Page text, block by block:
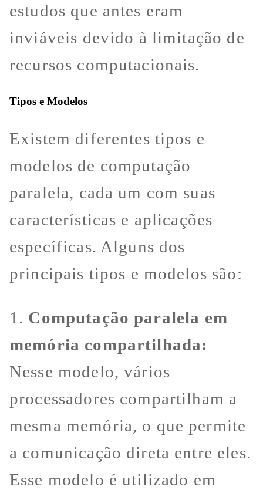
estudos que antes eram
inviáveis devido à limitação de
recursos computacionais.
Tipos e Modelos
Existem diferentes tipos e
modelos de computação
paralela, cada um com suas
características e aplicações
específicas. Alguns dos
principais tipos e modelos são:
1. Computação paralela em
memória compartilhada:
Nesse modelo, vários
processadores compartilham a
mesma memória, o que permite
a comunicação direta entre eles.
Esse modelo é utilizado em